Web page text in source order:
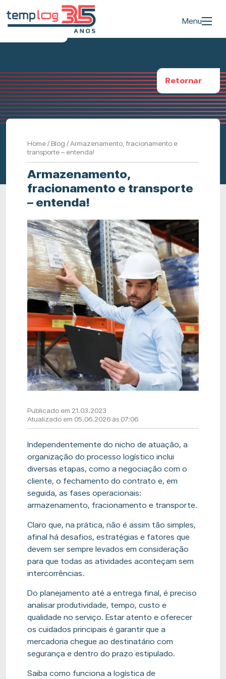
Menu
Retornar
Home/Blog /Armazenamento, fracionamento e
transporte – entenda!
Armazenamento,
fracionamento e transporte
– entenda!
Publicado em 21.03.2023
Atualizado em 05.06.2026 às 07:06
Independentemente do nicho de atuação, a
organização do processo logístico inclui
diversas etapas, como a negociação com o
cliente, o fechamento do contrato e, em
seguida, as fases operacionais:
armazenamento, fracionamento e transporte.
Claro que, na prática, não é assim tão simples,
afinal há desafios, estratégias e fatores que
devem ser sempre levados em consideração
para que todas as atividades aconteçam sem
intercorrências.
Do planejamento até a entrega final, é preciso
analisar produtividade, tempo, custo e
qualidade no serviço. Estar atento e oferecer
os cuidados principais é garantir que a
mercadoria chegue ao destinatário com
segurança e dentro do prazo estipulado.
Saiba como funciona a logística de